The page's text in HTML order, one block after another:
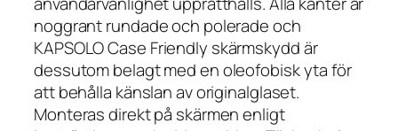
noggrant rundade och polerade och
KAPSOLO Case Friendly skärmskydd är
dessutom belagt med en oleofobisk yta för
att behålla känslan av originalglaset.
Monteras direkt på skärmen enligt